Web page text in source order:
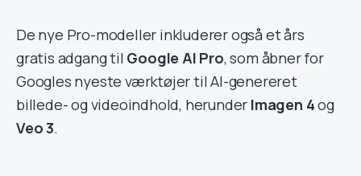
De nye Pro-modeller inkluderer også et års
gratis adgang til Google AI Pro, som åbner for
Googles nyeste værktøjer til AI-genereret
billede- og videoindhold, herunder Imagen 4og
Veo 3.